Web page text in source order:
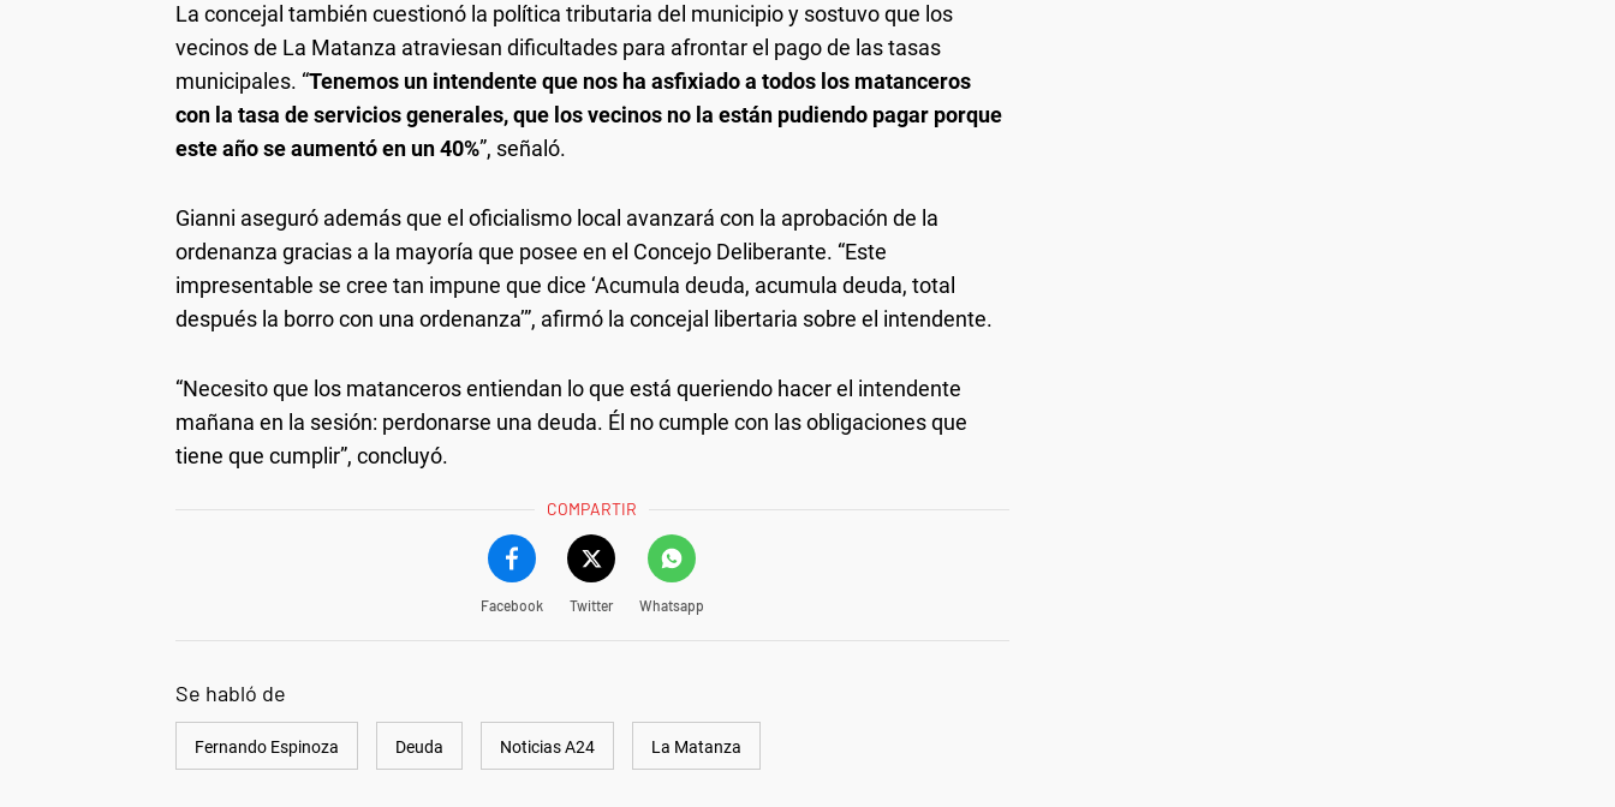
La concejal también cuestionó la política tributaria del municipio y sostuvo que los
vecinos de La Matanza atraviesan dificultades para afrontar el pago de las tasas
municipales. “Tenemos un intendente que nos ha asfixiado a todos los matanceros
con la tasa de servicios generales, que los vecinos no la están pudiendo pagar porque
este año se aumentó en un 40%”, señaló.
Gianni aseguró además que el oficialismo local avanzará con la aprobación de la
ordenanza gracias a la mayoría que posee en el Concejo Deliberante. “Este
impresentable se cree tan impune que dice ‘Acumula deuda, acumula deuda, total
después la borro con una ordenanza’”, afirmó la concejal libertaria sobre el intendente.
“Necesito que los matanceros entiendan lo que está queriendo hacer el intendente
mañana en la sesión: perdonarse una deuda. Él no cumple con las obligaciones que
tiene que cumplir”, concluyó.
COMPARTIR
Facebook Twitter Whatsapp
Se habló de
Fernando Espinoza Deuda Noticias A24 La Matanza